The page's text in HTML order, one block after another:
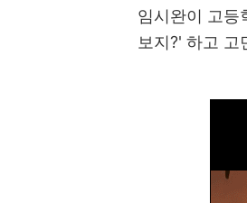
임시완이 고등
보지?' 하고